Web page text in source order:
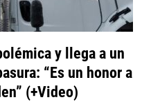
y llega a un
“Es un honor a
(+Video)